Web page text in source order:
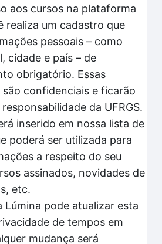
aos cursos na plataforma
realiza um cadastro que
pessoais – como
cidade e país – de
obrigatório. Essas
confidenciais e ficarão
da UFRGS.
inserido em nossa lista de
poderá ser utilizada para
a respeito do seu
assinados, novidades de
etc.
Lúmina pode atualizar esta
de tempos em
mudança será